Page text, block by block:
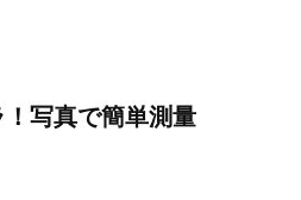
写真で簡単測量